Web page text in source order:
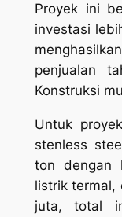
Proyek ini
investasi
penjualan
Konstruksi
Untuk
stenless
ton dengan
listrik termal,
juta, total